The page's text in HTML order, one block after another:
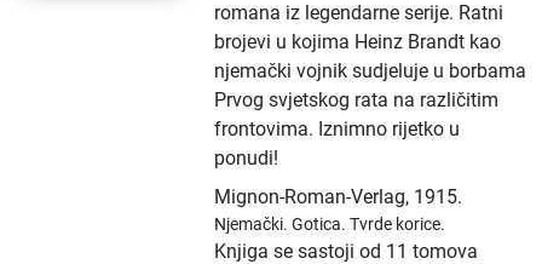
romana iz legendarne serije. Ratni
brojevi u kojima Heinz Brandt kao
njemački vojnik sudjeluje u borbama
Prvog svjetskog rata na različitim
frontovima. Iznimno rijetko u
ponudi!
Mignon-Roman-Verlag, 1915.
Njemački.Gotica.Tvrde korice.
Knjiga se sastoji od 11 tomova